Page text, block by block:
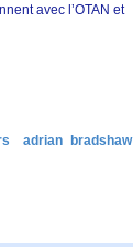
avec l’OTAN et
adrian bradshaw